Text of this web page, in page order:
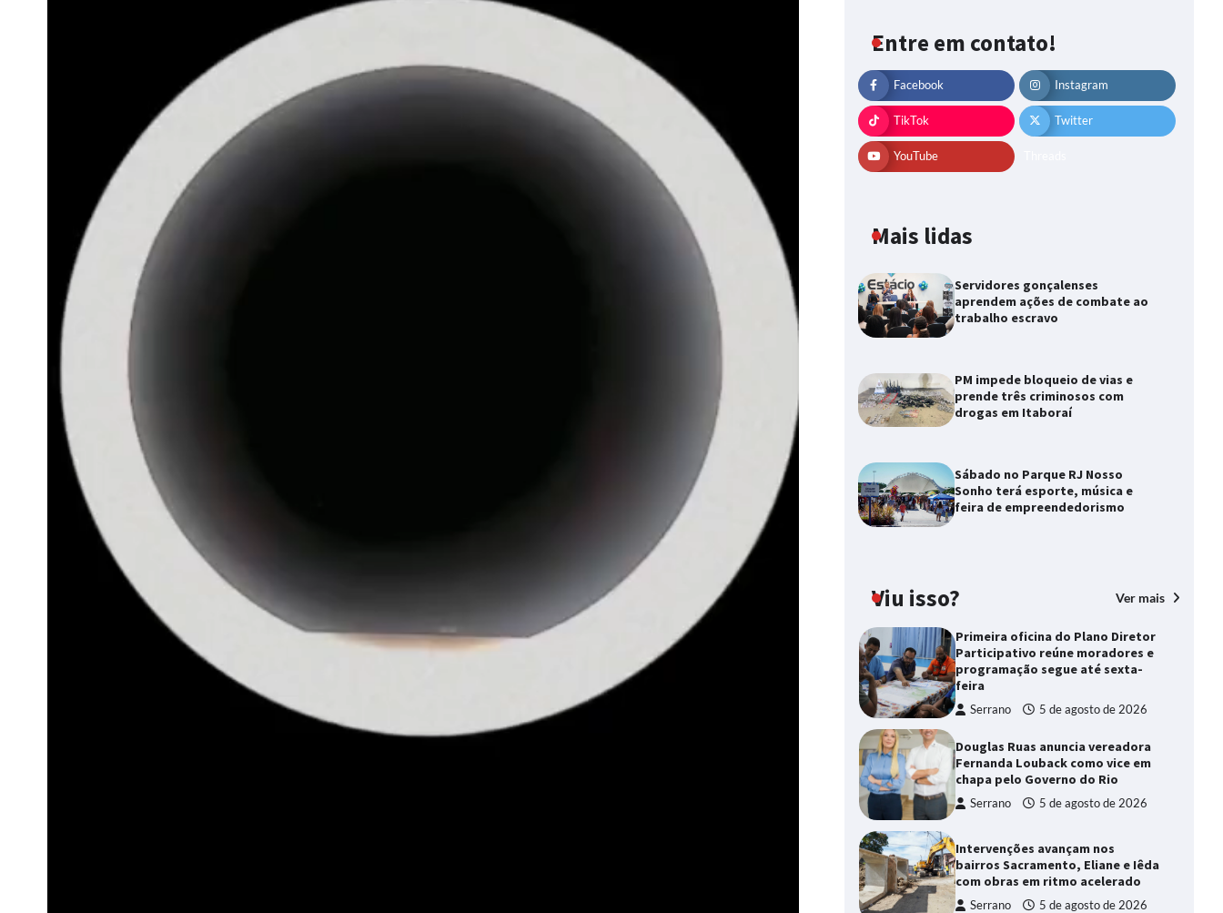
Entre em contato!
Facebook Instagram
TikTok Twitter
YouTube
Mais lidas
Servidores gonçalenses
aprendem ações de combate ao
trabalho escravo
PM impede bloqueio de vias e
prende três criminosos com
drogas em Itaboraí
Sábado no Parque RJ Nosso
Sonho terá esporte, música e
feira de empreendedorismo
Viu isso? Ver mais
Primeira oficina do Plano Diretor
Participativo reúne moradores e
programação segue até sexta-
feira
Serrano 5 de agosto de 2026
Douglas Ruas anuncia vereadora
Fernanda Louback como vice em
chapa pelo Governo do Rio
Serrano 5 de agosto de 2026
Intervenções avançam nos
bairros Sacramento, Eliane e Iêda
com obras em ritmo acelerado
Serrano 5 de agosto de 2026